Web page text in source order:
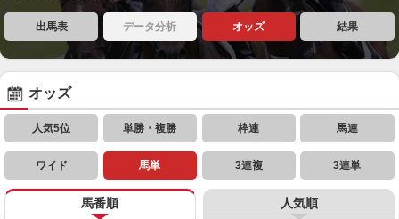
出馬表 データ分析 オッズ 結果
オッズ
人気5位 単勝・複勝 枠連 馬連
ワイド 馬単 3連複 3連単
馬番順 人気順